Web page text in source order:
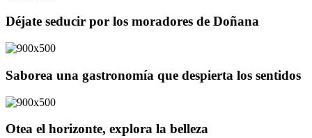
Déjate seducir por los moradores de Doñana
Saborea una gastronomía que despierta los sentidos
Otea el horizonte, explora la belleza